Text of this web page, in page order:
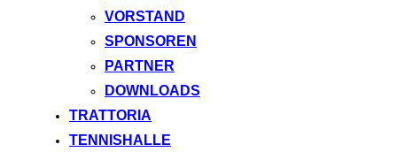
VORSTAND
SPONSOREN
PARTNER
DOWNLOADS
TRATTORIA
TENNISHALLE